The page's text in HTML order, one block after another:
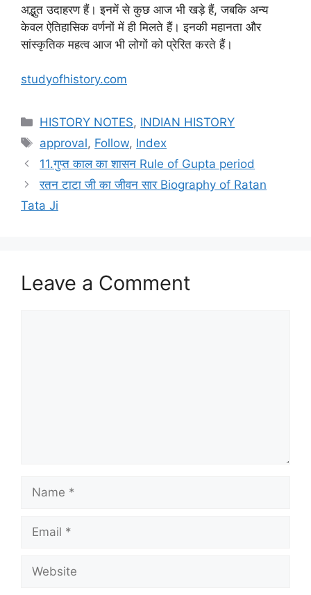
अद्भुत उदाहरण हैं। इनमें से कुछ आज भी खड़े हैं, जबकि अन्य
केवल ऐतिहासिक वर्णनों में ही मिलते हैं। इनकी महानता और
सांस्कृतिक महत्व आज भी लोगों को प्रेरित करते हैं।
studyofhistory.com
Categories
HISTORY NOTES, INDIAN HISTORY
Tags
approval, Follow, Index
11.गुप्त काल का शासन Rule of Gupta period
रतन टाटा जी का जीवन सार Biography of Ratan
Tata Ji
Leave a Comment
Name
Email
Website